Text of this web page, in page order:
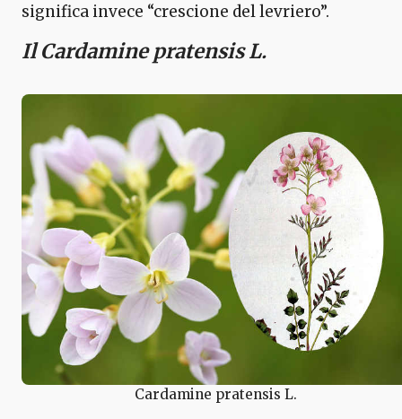
significa invece “crescione del levriero”.
Il Cardamine pratensis L.
Cardamine pratensis L.